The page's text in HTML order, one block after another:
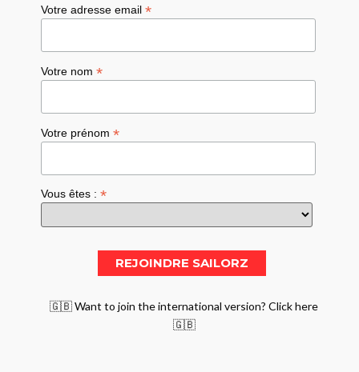
Votre adresse email*
Votre nom*
Votre prénom*
Vous êtes :*
🇬🇧 Want to join the international version? Click here
🇬🇧